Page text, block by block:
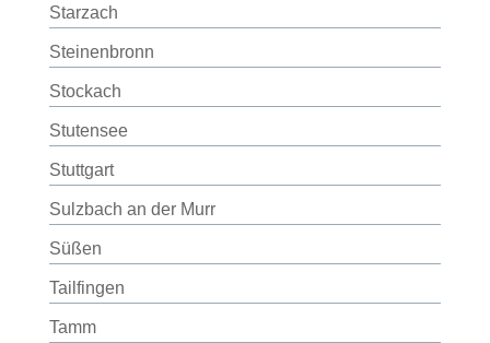
Starzach
Steinenbronn
Stockach
Stutensee
Stuttgart
Sulzbach an der Murr
Süßen
Tailfingen
Tamm